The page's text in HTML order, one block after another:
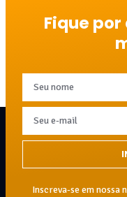
Fique
Inscreva-se em nossa